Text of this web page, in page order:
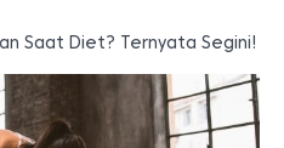
Saat Diet? Ternyata Segini!